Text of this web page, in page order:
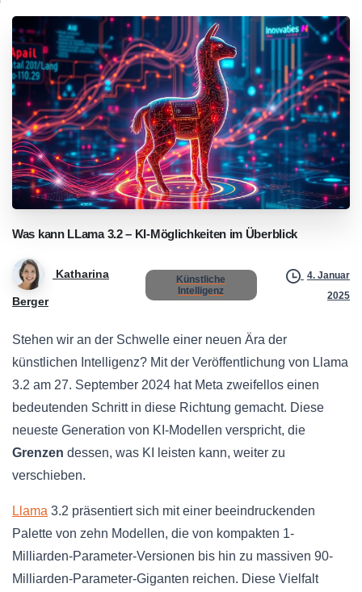
Was kann LLama 3.2 – KI-Möglichkeiten im Überblick
Katharina
Berger
Künstliche
Intelligenz
4. Januar
2025
Stehen wir an der Schwelle einer neuen Ära der
künstlichen Intelligenz? Mit der Veröffentlichung von Llama
3.2 am 27. September 2024 hat Meta zweifellos einen
bedeutenden Schritt in diese Richtung gemacht. Diese
neueste Generation von KI-Modellen verspricht, die
Grenzen dessen, was KI leisten kann, weiter zu
verschieben.
Llama 3.2 präsentiert sich mit einer beeindruckenden
Palette von zehn Modellen, die von kompakten 1-
Milliarden-Parameter-Versionen bis hin zu massiven 90-
Milliarden-Parameter-Giganten reichen. Diese Vielfalt